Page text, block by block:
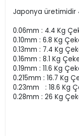
Japonya üretimidir
0.06mm : 4.4 Kg
0.10mm : 6.8 Kg
0.13mm : 7.4 Kg
0.16mm : 8.1 Kg
0.19mm : 11.6 Kg
0.215mm : 16.7 Kg
0.23mm : 18.6 Kg
0.28mm : 26 Kg